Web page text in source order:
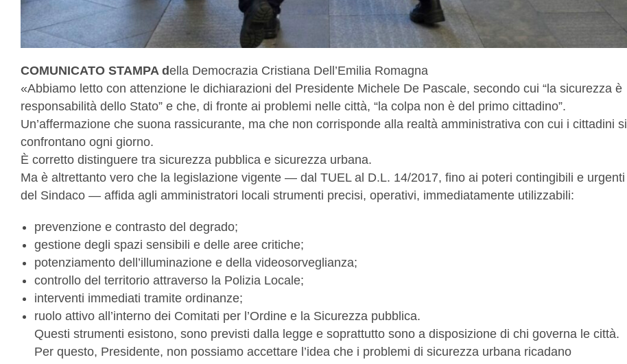
COMUNICATO STAMPA della Democrazia Cristiana Dell’Emilia Romagna
«Abbiamo letto con attenzione le dichiarazioni del Presidente Michele De Pascale, secondo cui “la sicurezza è
responsabilità dello Stato” e che, di fronte ai problemi nelle città, “la colpa non è del primo cittadino”.
Un’affermazione che suona rassicurante, ma che non corrisponde alla realtà amministrativa con cui i cittadini si
confrontano ogni giorno.
È corretto distinguere tra sicurezza pubblica e sicurezza urbana.
Ma è altrettanto vero che la legislazione vigente — dal TUEL al D.L. 14/2017, fino ai poteri contingibili e urgenti
del Sindaco — affida agli amministratori locali strumenti precisi, operativi, immediatamente utilizzabili:
prevenzione e contrasto del degrado;
gestione degli spazi sensibili e delle aree critiche;
potenziamento dell’illuminazione e della videosorveglianza;
controllo del territorio attraverso la Polizia Locale;
interventi immediati tramite ordinanze;
ruolo attivo all’interno dei Comitati per l’Ordine e la Sicurezza pubblica.
Questi strumenti esistono, sono previsti dalla legge e soprattutto sono a disposizione di chi governa le città.
Per questo, Presidente, non possiamo accettare l’idea che i problemi di sicurezza urbana ricadano